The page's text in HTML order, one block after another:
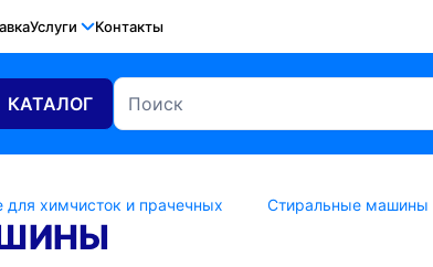
Услуги Контакты
КАТАЛОГ
для химчисток и прачечных Стиральные машины